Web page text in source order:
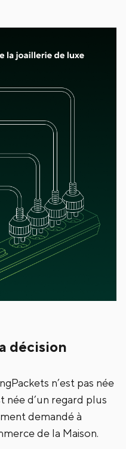
décision
n’est pas née
née d’un regard plus
demandé à
de la Maison.